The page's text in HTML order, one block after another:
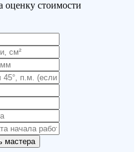
оценку стоимости
мастера